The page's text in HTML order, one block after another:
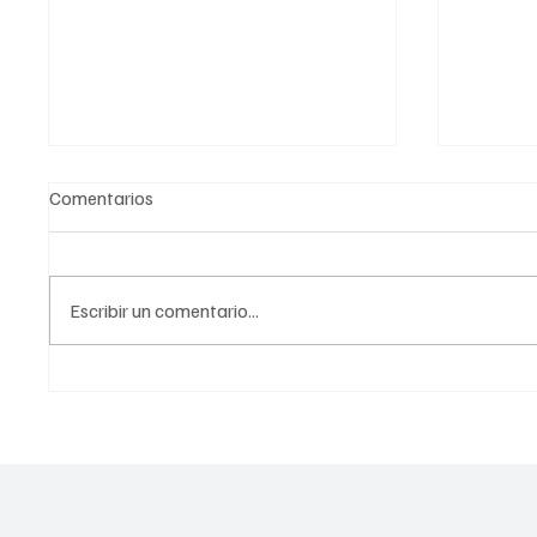
Comentarios
Escribir un comentario...